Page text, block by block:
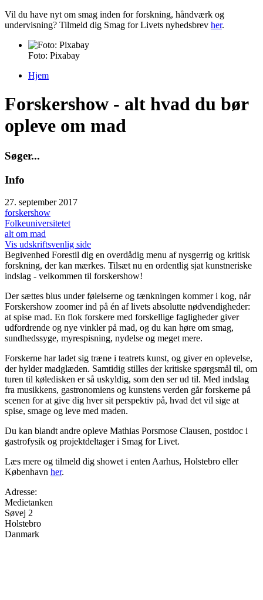
Vil du have nyt om smag inden for forskning, håndværk og
undervisning? Tilmeld dig Smag for Livets nyhedsbrev her.
Foto: Pixabay
Hjem
Forskershow - alt hvad du bør
opleve om mad
Søger...
Info
27. september 2017
forskershow
Folkeuniversitetet
alt om mad
Vis udskriftsvenlig side
Begivenhed Forestil dig en overdådig menu af nysgerrig og kritisk
forskning, der kan mærkes. Tilsæt nu en ordentlig sjat kunstneriske
indslag - velkommen til forskershow!
Der sættes blus under følelserne og tænkningen kommer i kog, når
Forskershow zoomer ind på én af livets absolutte nødvendigheder:
at spise mad. En flok forskere med forskellige fagligheder giver
udfordrende og nye vinkler på mad, og du kan høre om smag,
sundhedssyge, myrespisning, nydelse og meget mere.
Forskerne har ladet sig træne i teatrets kunst, og giver en oplevelse,
der hylder madglæden. Samtidig stilles der kritiske spørgsmål til, om
turen til køledisken er så uskyldig, som den ser ud til. Med indslag
fra musikkens, gastronomiens og kunstens verden går forskerne på
scenen for at give dig hver sit perspektiv på, hvad det vil sige at
spise, smage og leve med maden.
Du kan blandt andre opleve Mathias Porsmose Clausen, postdoc i
gastrofysik og projektdeltager i Smag for Livet.
Læs mere og tilmeld dig showet i enten Aarhus, Holstebro eller
København her.
Adresse:
Medietanken
Søvej 2
Holstebro
Danmark